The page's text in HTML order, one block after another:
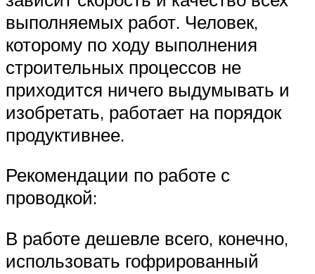
выполняемых работ. Человек,
которому по ходу выполнения
строительных процессов не
приходится ничего выдумывать и
изобретать, работает на порядок
продуктивнее.
Рекомендации по работе с
проводкой:
В работе дешевле всего, конечно,
использовать гофрированный